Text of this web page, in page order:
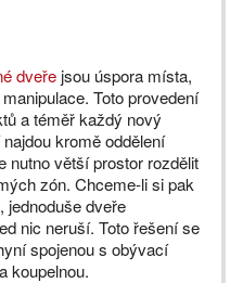
dveře jsou úspora místa,
Toto provedení
a téměř každý nový
kromě oddělení
nutno větší prostor rozdělit
zón. Chceme-li si pak
jednoduše dveře
nic neruší. Toto řešení se
spojenou s obývací
koupelnou.